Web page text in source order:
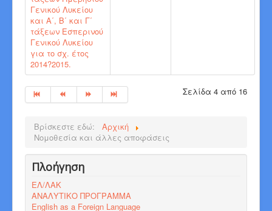
Γενικού Λυκείου
και Α΄, Β΄ και Γ΄
τάξεων Εσπερινού
Γενικού Λυκείου
για το σχ. έτος
2014?2015.
Σελίδα 4 από 16
Βρίσκεστε εδώ:
Αρχική
Νομοθεσία και άλλες αποφάσεις
Πλοήγηση
ΕΛ/ΛΑΚ
ΑΝΑΛΥΤΙΚΟ ΠΡΟΓΡΑΜΜΑ
English as a Foreign Language